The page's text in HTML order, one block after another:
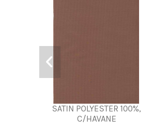
SATIN POLYESTER 100%,
C/HAVANE